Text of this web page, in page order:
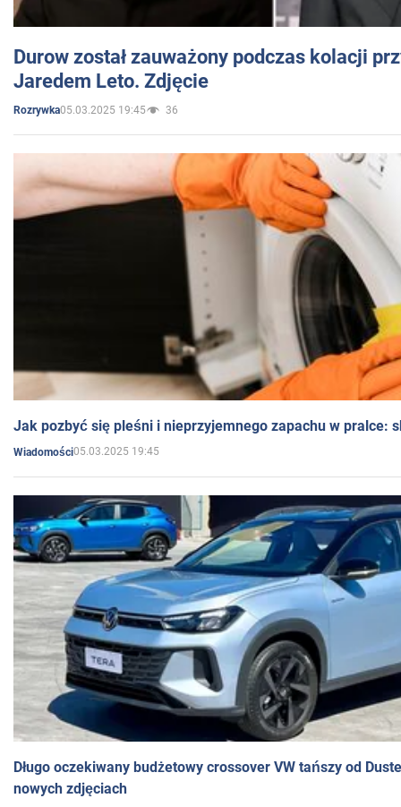
Durow został zauważony podczas kolacji
Jaredem Leto. Zdjęcie
Rozrywka05.03.2025 19:45 36
Jak pozbyć się pleśni i nieprzyjemnego zapachu w pralce:
Wiadomości05.03.2025 19:45
Długo oczekiwany budżetowy crossover VW tańszy od
nowych zdjęciach